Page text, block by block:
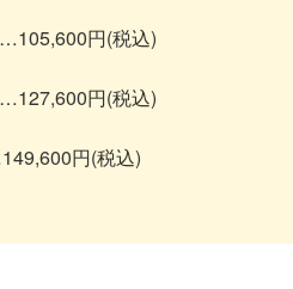
円(税込)
円(税込)
円(税込)